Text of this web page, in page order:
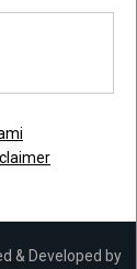
& Developed by